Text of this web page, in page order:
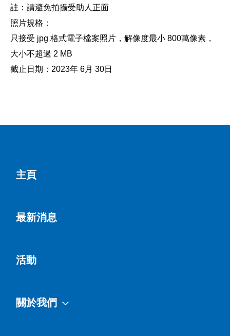
註：請避免拍攝受助人正面
照片規格：
只接受 jpg 格式電子檔案照片，解像度最小 800萬像素，
大小不超過 2 MB
截止日期：2023年 6月 30日
主頁
最新消息
活動
關於我們